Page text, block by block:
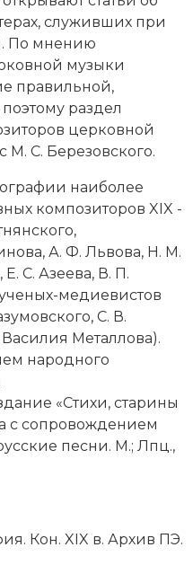
служивших при
По мнению
музыки
правильной,
раздел
церковной
М. С. Березовского.
наиболее
композиторов XIX -
А. Ф. Львова, Н. М.
С. Азеева, В. П.
медиевистов
С. В.
Металлова).
народного
«Стихи, старины
с сопровождением
песни. М.; Лпц.,
Кон. XIX в. Архив ПЭ.